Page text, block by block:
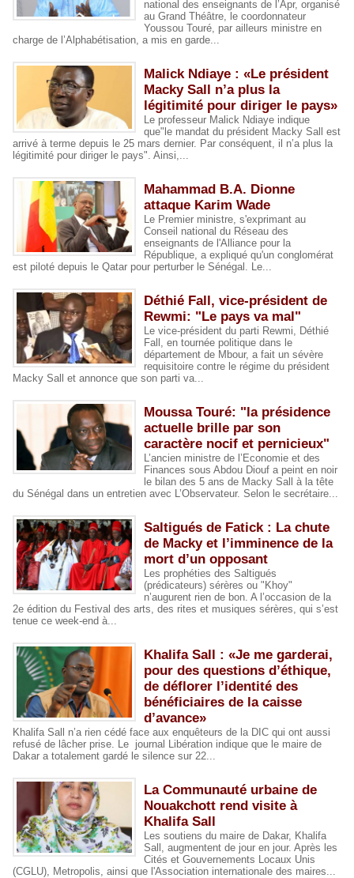
national des enseignants de l’Apr, organisé
au Grand Théâtre, le coordonnateur
Youssou Touré, par ailleurs ministre en
charge de l’Alphabétisation, a mis en garde...
Malick Ndiaye : «Le président
Macky Sall n’a plus la
légitimité pour diriger le pays»
Le professeur Malick Ndiaye indique
que"le mandat du président Macky Sall est
arrivé à terme depuis le 25 mars dernier. Par conséquent, il n’a plus la
légitimité pour diriger le pays". Ainsi,...
Mahammad B.A. Dionne
attaque Karim Wade
Le Premier ministre, s'exprimant au
Conseil national du Réseau des
enseignants de l'Alliance pour la
République, a expliqué qu'un conglomérat
est piloté depuis le Qatar pour perturber le Sénégal. Le...
Déthié Fall, vice-président de
Rewmi: "Le pays va mal"
Le vice-président du parti Rewmi, Déthié
Fall, en tournée politique dans le
département de Mbour, a fait un sévère
requisitoire contre le régime du président
Macky Sall et annonce que son parti va...
Moussa Touré: "la présidence
actuelle brille par son
caractère nocif et pernicieux"
L’ancien ministre de l’Economie et des
Finances sous Abdou Diouf a peint en noir
le bilan des 5 ans de Macky Sall à la tête
du Sénégal dans un entretien avec L’Observateur. Selon le secrétaire...
Saltigués de Fatick : La chute
de Macky et l’imminence de la
mort d’un opposant
Les prophéties des Saltigués
(prédicateurs) sérères ou "Khoy"
n’augurent rien de bon. A l’occasion de la
2e édition du Festival des arts, des rites et musiques sérères, qui s’est
tenue ce week-end à...
Khalifa Sall : «Je me garderai,
pour des questions d’éthique,
de déflorer l’identité des
bénéficiaires de la caisse
d’avance»
Khalifa Sall n’a rien cédé face aux enquêteurs de la DIC qui ont aussi
refusé de lâcher prise. Le journal Libération indique que le maire de
Dakar a totalement gardé le silence sur 22...
La Communauté urbaine de
Nouakchott rend visite à
Khalifa Sall
Les soutiens du maire de Dakar, Khalifa
Sall, augmentent de jour en jour. Après les
Cités et Gouvernements Locaux Unis
(CGLU), Metropolis, ainsi que l'Association internationale des maires...